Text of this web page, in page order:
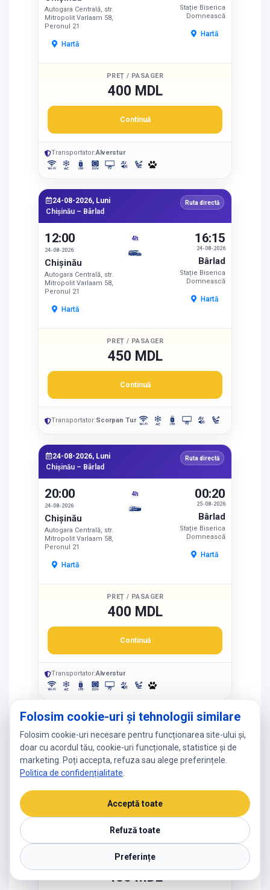
Autogara Centrală, str.
Mitropolit Varlaam 58,
Peronul 21
Hartă
Stație Biserica
Domnească
Hartă
PREȚ / PASAGER
400 MDL
Continuă
Transportator:Alverstur
24-08-2026, Luni
Chișinău – Bârlad
Ruta directă
12:00
24-08-2026
Chișinău
Autogara Centrală, str.
Mitropolit Varlaam 58,
Peronul 21
Hartă
4h
24-08-2026
16:15
Bârlad
Stație Biserica
Domnească
Hartă
PREȚ / PASAGER
450 MDL
Continuă
Transportator:Scorpan Tur
24-08-2026, Luni
Chișinău – Bârlad
Ruta directă
20:00
24-08-2026
Chișinău
Autogara Centrală, str.
Mitropolit Varlaam 58,
Peronul 21
Hartă
4h
25-08-2026
00:20
Bârlad
Stație Biserica
Domnească
Hartă
PREȚ / PASAGER
400 MDL
Continuă
Transportator:Alverstur
25-08-2026, Marți
Chișinău – Bârlad
Ruta directă
12:00
25-08-2026
Mitropolit Varlaam 58,
4h 16:15
Hartă
PREȚ / PASAGER
450 MDL
Folosim cookie-uri și tehnologii similare
Folosim cookie-uri necesare pentru funcționarea site-ului și,
doar cu acordul tău, cookie-uri funcționale, statistice și de
marketing. Poți accepta, refuza sau alege preferințele.
Politica de confidențialitate
Acceptă toate
Refuză toate
Preferințe